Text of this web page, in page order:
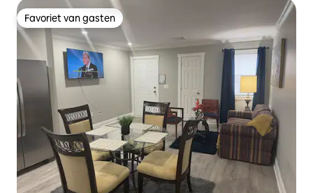
Favoriet van gasten
Favoriet van gasten